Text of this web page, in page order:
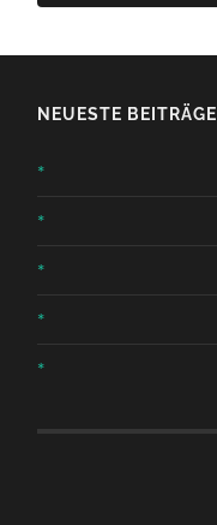
NEUESTE BEITRÄGE
*
*
*
*
*